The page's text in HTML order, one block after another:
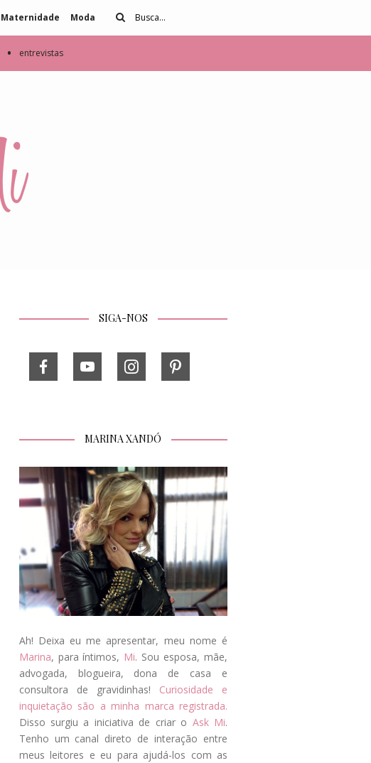
Maternidade Moda
• entrevistas
SIGA-NOS
MARINA XANDÓ
Ah! Deixa eu me apresentar, meu nome é
Marina, para íntimos, Mi. Sou esposa, mãe,
advogada, blogueira, dona de casa e
consultora de gravidinhas! Curiosidade e
inquietação são a minha marca registrada.
Disso surgiu a iniciativa de criar o Ask Mi.
Tenho um canal direto de interação entre
meus leitores e eu para ajudá-los com as